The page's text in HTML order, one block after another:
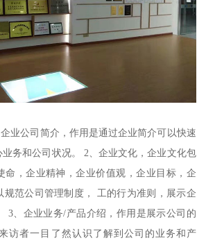
业公司简介，作用是通过企业简介可以快速
务和公司状况。 2、企业文化，企业文化包
命，企业精神，企业价值观，企业目标，企
规范公司管理制度， 工的行为准则，展示企
3、企业业务/产品介绍，作用是展示公司的
访者一目了然认识了解到公司的业务和产